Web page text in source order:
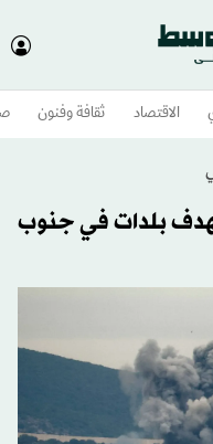
الاقتصاد ثقافة وفنون
بلدات في جنوب